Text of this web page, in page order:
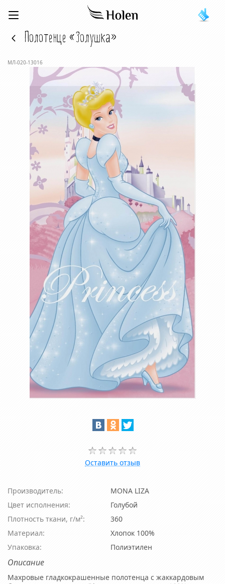
Полотенце «Золушка»
МЛ-020-13016
Оставить отзыв
Производитель:
MONA LIZA
Цвет исполнения:
Голубой
Плотность ткани, г/м²:
360
Материал:
Хлопок 100%
Упаковка:
Полиэтилен
Описание
Махровые гладкокрашенные полотенца с жаккардовым